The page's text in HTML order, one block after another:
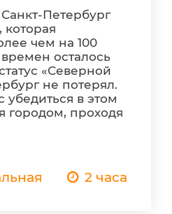
Петербург
которая
чем на 100
времен осталось
«Северной
не потерял.
в этом
городом, проходя
2 часа